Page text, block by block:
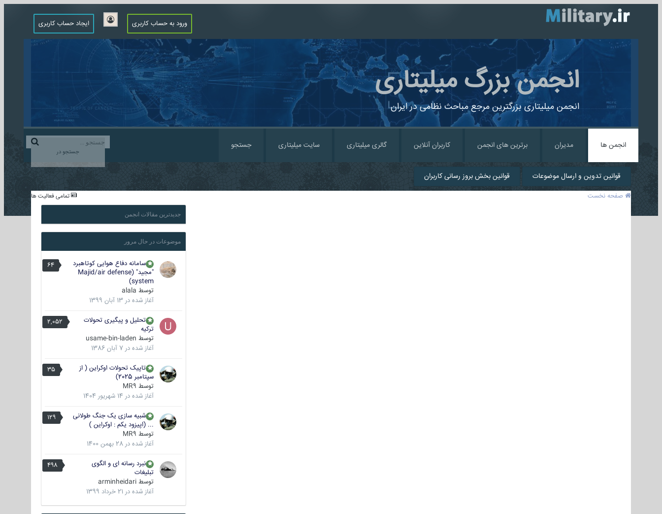
ورود به حساب کاربری ایجاد حساب کاربری
انجمن بزرگ میلیتاری
انجمن میلیتاری بزرگترین مرجع مباحث نظامی در ایران
جستجو در
انجمن ها مدیران برترین های انجمن کاربران آنلاین گالری میلیتاری سایت میلیتاری جستجو
قوانین تدوین و ارسال موضوعات قوانین بخش بروز رسانی کاربران
تمامی فعالیت ها صفحه نخست
جدیدترین مقالات انجمن
موضوعات در حال مرور
64
سامانه دفاع هوایی کوتاهبرد
"مجید" (Majid/air defense
system)
توسط alala
آغاز شده در 13 آبان 1399
2,052
تحلیل و پیگیری تحولات
ترکیه
توسط usame-bin-laden
آغاز شده در 7 آبان 1386
35
تاپیک تحولات اوکراین ( از
سپتامبر 2025)
توسط MR9
آغاز شده در 14 شهریور 1404
129
شبیه سازی یک جنگ طولانی
... (اپیزود یکم : اوکراین )
توسط MR9
آغاز شده در 28 بهمن 1400
498
نبرد رسانه ای و الگوی
تبلیغات
توسط arminheidari
آغاز شده در 21 خرداد 1399